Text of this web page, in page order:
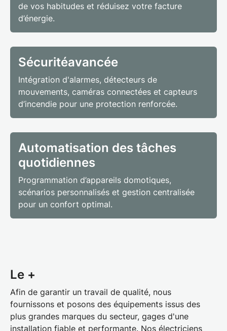
de vos habitudes et réduisez votre facture
d’énergie.
Sécuritéavancée
Intégration d'alarmes, détecteurs de
mouvements, caméras connectées et capteurs
d’incendie pour une protection renforcée.
Automatisation des tâches
quotidiennes
Programmation d’appareils domotiques,
scénarios personnalisés et gestion centralisée
pour un confort optimal.
Le +
Afin de garantir un travail de qualité, nous
fournissons et posons des équipements issus des
plus grandes marques du secteur, gages d'une
installation fiable et performante. Nos électriciens